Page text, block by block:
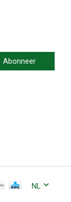
Abonneer
NL